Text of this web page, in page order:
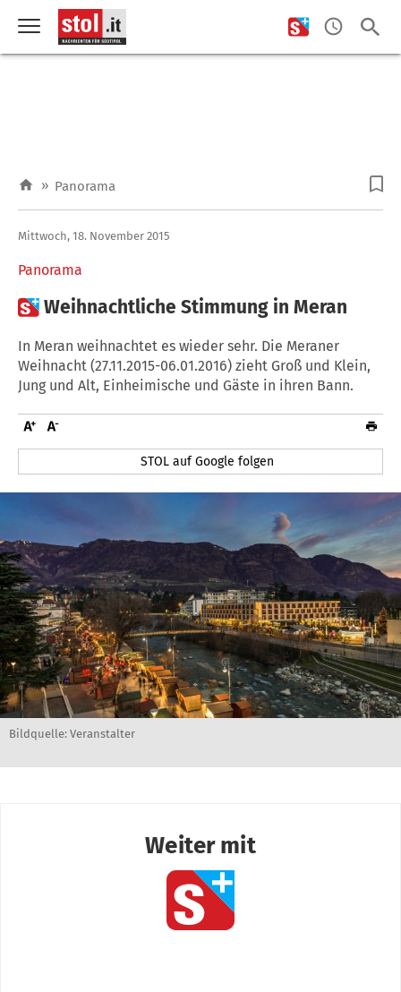
» Panorama
Panorama
Mittwoch, 18. November 2015
Weihnachtliche Stimmung in Meran
In Meran weihnachtet es wieder sehr. Die Meraner
Weihnacht (27.11.2015-06.01.2016) zieht Groß und Klein,
Jung und Alt, Einheimische und Gäste in ihren Bann.
STOL auf Google folgen
Bildquelle: Veranstalter